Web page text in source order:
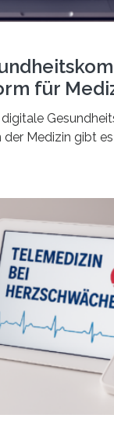
für
der Medizin gibt
Portal sowohl
an
diese
Informationen,
zu